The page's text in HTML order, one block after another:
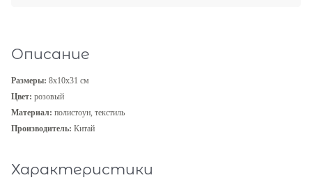
Описание
Размеры: 8х10х31 см
Цвет: розовый
Материал: полистоун, текстиль
Производитель: Китай
Характеристики